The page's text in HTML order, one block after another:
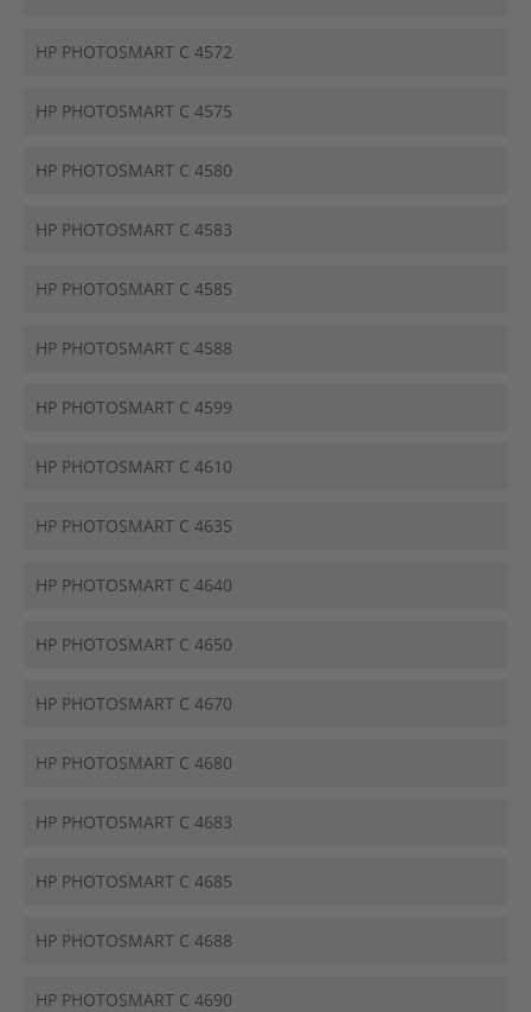
HP PHOTOSMART C 4572
HP PHOTOSMART C 4575
HP PHOTOSMART C 4580
HP PHOTOSMART C 4583
HP PHOTOSMART C 4585
HP PHOTOSMART C 4588
HP PHOTOSMART C 4599
HP PHOTOSMART C 4610
HP PHOTOSMART C 4635
HP PHOTOSMART C 4640
HP PHOTOSMART C 4650
HP PHOTOSMART C 4670
HP PHOTOSMART C 4680
HP PHOTOSMART C 4683
HP PHOTOSMART C 4685
HP PHOTOSMART C 4688
HP PHOTOSMART C 4690